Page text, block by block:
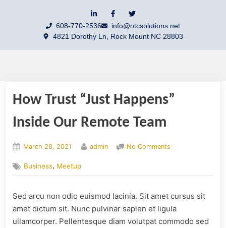
608-770-2536
info@otcsolutions.net
4821 Dorothy Ln, Rock Mount NC 28803
How Trust “Just Happens”
Inside Our Remote Team
March 28, 2021 admin No Comments
Business, Meetup
Sed arcu non odio euismod lacinia. Sit amet cursus sit
amet dictum sit. Nunc pulvinar sapien et ligula
ullamcorper. Pellentesque diam volutpat commodo sed